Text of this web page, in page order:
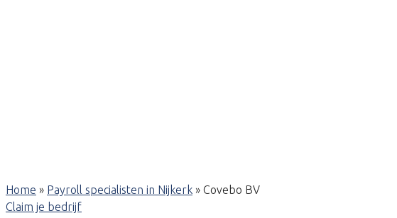
Home » Payroll specialisten in Nijkerk » Covebo BV
Claim je bedrijf